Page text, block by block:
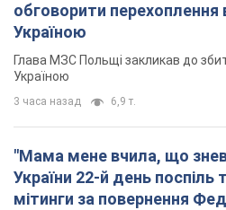
обговорити
Україною
Глава МЗС Польщі закликав до
Україною
3 часа назад 6,9 т.
"Мама мене вчила, що
України 22-й день поспіль
мітинги за повернення